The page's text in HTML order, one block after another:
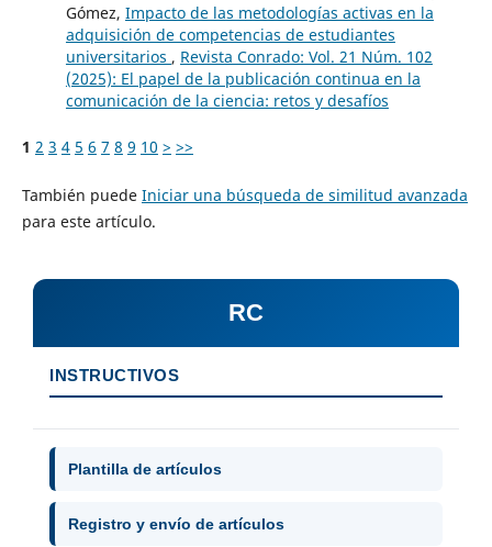
Gómez, Impacto de las metodologías activas en la
adquisición de competencias de estudiantes
universitarios , Revista Conrado: Vol. 21 Núm. 102
(2025): El papel de la publicación continua en la
comunicación de la ciencia: retos y desafíos
1 2 3 4 5 6 7 8 9 10 > >>
También puede Iniciar una búsqueda de similitud avanzada
para este artículo.
RC
INSTRUCTIVOS
Plantilla de artículos
Registro y envío de artículos